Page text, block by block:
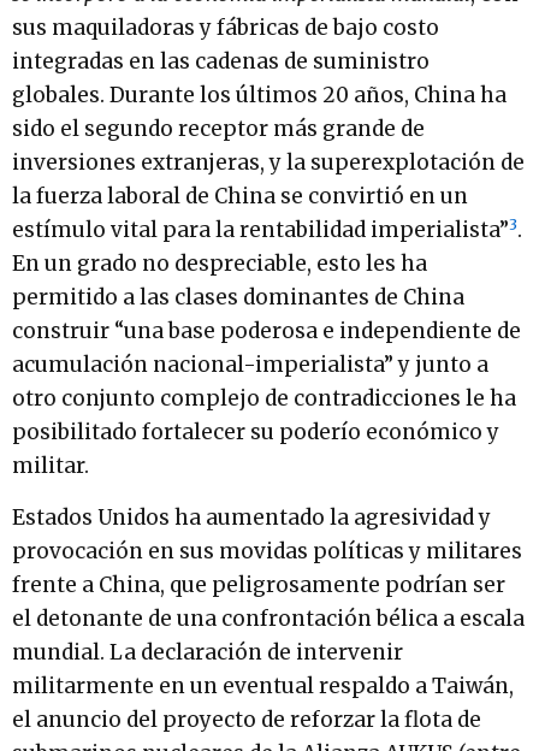
sus maquiladoras y fábricas de bajo costo
integradas en las cadenas de suministro
globales. Durante los últimos 20 años, China ha
sido el segundo receptor más grande de
inversiones extranjeras, y la superexplotación de
la fuerza laboral de China se convirtió en un
estímulo vital para la rentabilidad imperialista”3.
En un grado no despreciable, esto les ha
permitido a las clases dominantes de China
construir “una base poderosa e independiente de
acumulación nacional-imperialista” y junto a
otro conjunto complejo de contradicciones le ha
posibilitado fortalecer su poderío económico y
militar.
Estados Unidos ha aumentado la agresividad y
provocación en sus movidas políticas y militares
frente a China, que peligrosamente podrían ser
el detonante de una confrontación bélica a escala
mundial. La declaración de intervenir
militarmente en un eventual respaldo a Taiwán,
el anuncio del proyecto de reforzar la flota de